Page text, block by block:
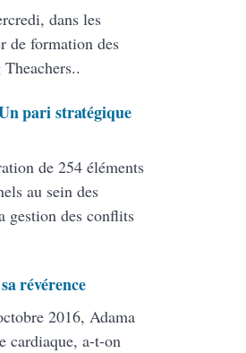
dans les
de formation des
pari stratégique
de 254 éléments
au sein des
gestion des conflits
révérence
2016, Adama
cardiaque, a-t-on